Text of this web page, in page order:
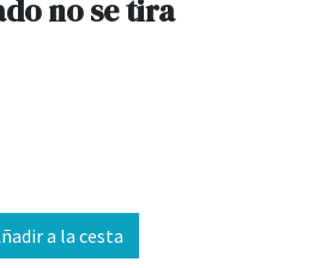
no se tira
a la cesta